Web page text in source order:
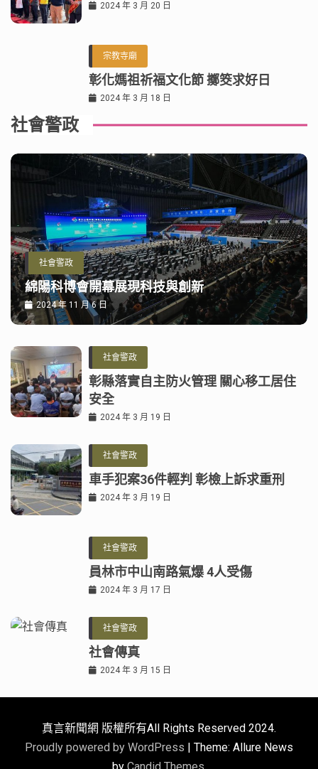
2024 年 3 月 20 日
宗教寺廟
彰化媽祖祈福文化節 擲筊求好日
2024 年 3 月 18 日
社會警政
社會警政
綿陽科博會開幕展現科技與創新
2024 年 11 月 6 日
社會警政
彰縣落實自主防火管理 關心移工居住
安全
2024 年 3 月 19 日
社會警政
車手犯案36件輕判 彰檢上訴求重刑
2024 年 3 月 19 日
社會警政
員林市中山南路氣爆 4人受傷
2024 年 3 月 17 日
社會警政
社會傳真
2024 年 3 月 15 日
真言新聞網 版權所有All Rights Reserved 2024.
Proudly powered by WordPress | Theme: Allure News
by Candid Themes